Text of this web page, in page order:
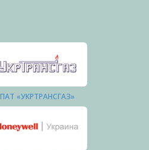
ПАТ «УКРТРАНСГАЗ»